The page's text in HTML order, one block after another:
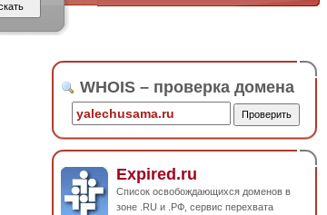
WHOIS – проверка домена
Expired.ru
Список освобождающихся доменов в
зоне .RU и .РФ, сервис перехвата